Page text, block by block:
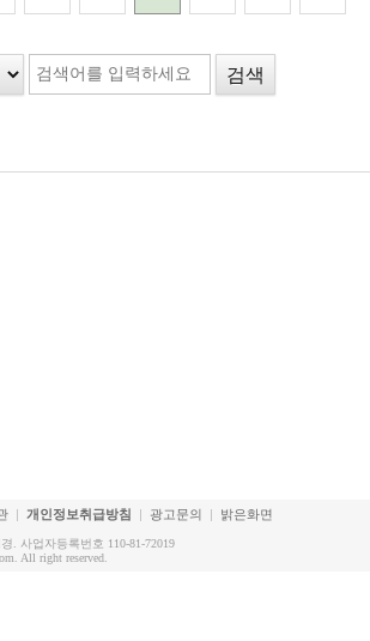
개인정보취급방침 광고문의 밝은화면
. 사업자등록번호 110-81-72019
All right reserved.